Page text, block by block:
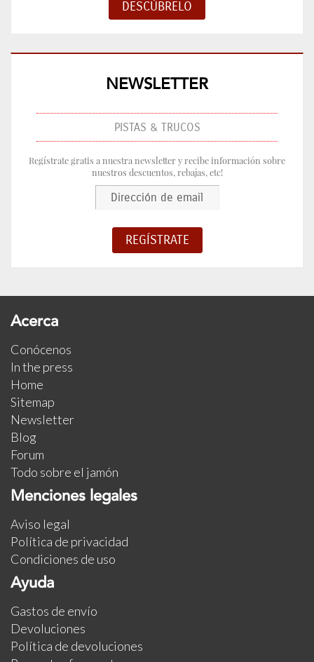
NEWSLETTER
PISTAS & TRUCOS
Regístrate gratis a nuestra newsletter y recibe información sobre
nuestros descuentos, rebajas, etc!
Acerca
Conócenos
In the press
Home
Sitemap
Newsletter
Blog
Forum
Todo sobre el jamón
Menciones legales
Aviso legal
Política de privacidad
Condiciones de uso
Ayuda
Gastos de envío
Devoluciones
Política de devoluciones